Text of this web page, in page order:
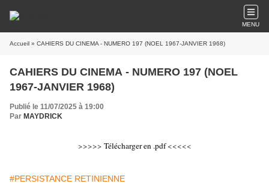
MENU
Accueil » CAHIERS DU CINEMA - NUMERO 197 (NOEL 1967-JANVIER 1968)
CAHIERS DU CINEMA - NUMERO 197 (NOEL
1967-JANVIER 1968)
Publié le 11/07/2025 à 19:00
Par MAYDRICK
>>>>> Télécharger en .pdf<<<<<
#PERSISTANCE RETINIENNE